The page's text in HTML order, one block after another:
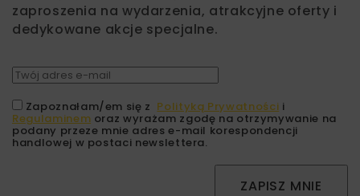
zaproszenia na wydarzenia, atrakcyjne oferty i
dedykowane akcje specjalne.
Zapoznałam/em się z Polityką Prywatności i
Regulaminem oraz wyrażam zgodę na otrzymywanie na
podany przeze mnie adres e-mail korespondencji
handlowej w postaci newslettera.
ZAPISZ MNIE